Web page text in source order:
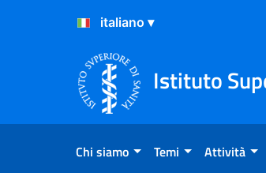
Salta al Contenuto
Salta al Footer
Istituto
Chi siamo Temi Attività